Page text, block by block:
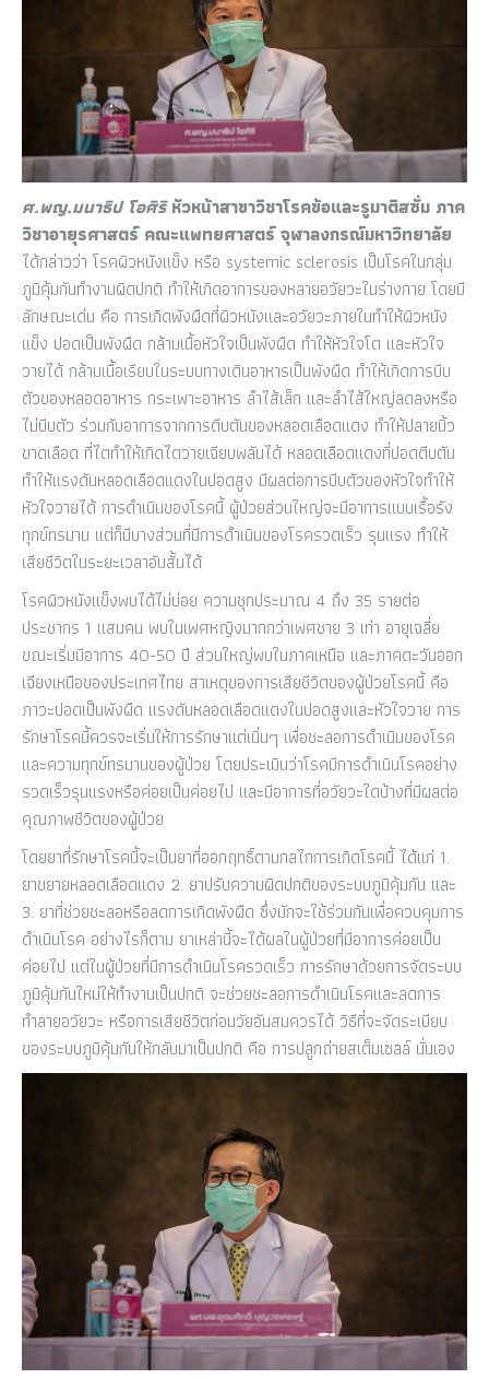
ศ.พญ.มนาธิป โอศิริหัวหน้าสาขาวิชาโรคข้อและรูมาติสซั่ม ภาค
วิชาอายุรศาสตร์ คณะแพทยศาสตร์ จุฬาลงกรณ์มหาวิทยาลัย
ได้กล่าวว่า โรคผิวหนังแข็ง หรือ systemic sclerosis เป็นโรคในกลุ่ม
ภูมิคุ้มกันทำงานผิดปกติ ทำให้เกิดอาการของหลายอวัยวะในร่างกาย โดยมี
ลักษณะเด่น คือ การเกิดพังผืดที่ผิวหนังและอวัยวะภายในทำให้ผิวหนัง
แข็ง ปอดเป็นพังผืด กล้ามเนื้อหัวใจเป็นพังผืด ทำให้หัวใจโต และหัวใจ
วายได้ กล้ามเนื้อเรียบในระบบทางเดินอาหารเป็นพังผืด ทำให้เกิดการบีบ
ตัวของหลอดอาหาร กระเพาะอาหาร ลำไส้เล็ก และลำไส้ใหญ่ลดลงหรือ
ไม่บีบตัว ร่วมกับอาการจากการตีบตันของหลอดเลือดแดง ทำให้ปลายนิ้ว
ขาดเลือด ที่ไตทำให้เกิดไตวายเฉียบพลันได้ หลอดเลือดแดงที่ปอดตีบตัน
ทำให้แรงดันหลอดเลือดแดงในปอดสูง มีผลต่อการบีบตัวของหัวใจทำให้
หัวใจวายได้ การดำเนินของโรคนี้ ผู้ป่วยส่วนใหญ่จะมีอาการแบบเรื้อรัง
ทุกข์ทรมาน แต่ก็มีบางส่วนที่มีการดำเนินของโรครวดเร็ว รุนแรง ทำให้
เสียชีวิตในระยะเวลาอันสั้นได้
โรคผิวหนังแข็งพบได้ไม่บ่อย ความชุกประมาณ 4 ถึง 35 รายต่อ
ประชากร 1 แสนคน พบในเพศหญิงมากกว่าเพศชาย 3 เท่า อายุเฉลี่ย
ขณะเริ่มมีอาการ 40-50 ปี ส่วนใหญ่พบในภาคเหนือ และภาคตะวันออก
เฉียงเหนือของประเทศไทย สาเหตุของการเสียชีวิตของผู้ป่วยโรคนี้ คือ
ภาวะปอดเป็นพังผืด แรงดันหลอดเลือดแดงในปอดสูงและหัวใจวาย การ
รักษาโรคนี้ควรจะเริ่มให้การรักษาแต่เนิ่นๆ เพื่อชะลอการดำเนินของโรค
และความทุกข์ทรมานของผู้ป่วย โดยประเมินว่าโรคมีการดำเนินโรคอย่าง
รวดเร็วรุนแรงหรือค่อยเป็นค่อยไป และมีอาการที่อวัยวะใดบ้างที่มีผลต่อ
คุณภาพชีวิตของผู้ป่วย
โดยยาที่รักษาโรคนี้จะเป็นยาที่ออกฤทธิ์ตามกลไกการเกิดโรคนี้ ได้แก่ 1.
ยาขยายหลอดเลือดแดง 2. ยาปรับความผิดปกติของระบบภูมิคุ้มกัน และ
3. ยาที่ช่วยชะลอหรือลดการเกิดพังผืด ซึ่งมักจะใช้ร่วมกันเพื่อควบคุมการ
ดำเนินโรค อย่างไรก็ตาม ยาเหล่านี้จะได้ผลในผู้ป่วยที่มีอาการค่อยเป็น
ค่อยไป แต่ในผู้ป่วยที่มีการดำเนินโรครวดเร็ว การรักษาด้วยการจัดระบบ
ภูมิคุ้มกันใหม่ให้ทำงานเป็นปกติ จะช่วยชะลอการดำเนินโรคและลดการ
ทำลายอวัยวะ หรือการเสียชีวิตก่อนวัยอันสมควรได้ วิธีที่จะจัดระเบียบ
ของระบบภูมิคุ้มกันให้กลับมาเป็นปกติ คือ การปลูกถ่ายสเต็มเซลล์ นั่นเอง